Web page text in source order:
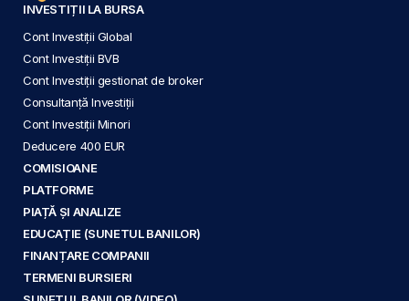
INVESTIȚII LA BURSA
Cont Investiții Global
Cont Investiții BVB
Cont Investiții gestionat de broker
Consultanță Investiții
Cont Investiții Minori
Deducere 400 EUR
COMISIOANE
PLATFORME
PIAȚĂ ȘI ANALIZE
EDUCAȚIE (SUNETUL BANILOR)
FINANȚARE COMPANII
TERMENI BURSIERI